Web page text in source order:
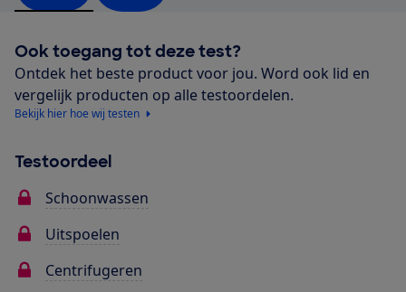
Ook toegang tot deze test?
Ontdek het beste product voor jou. Word ook lid en
vergelijk producten op alle testoordelen.
Bekijk hier hoe wij testen
Testoordeel
Schoonwassen
Uitspoelen
Centrifugeren